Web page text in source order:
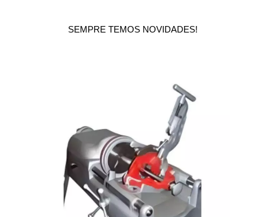
SEMPRE TEMOS NOVIDADES!